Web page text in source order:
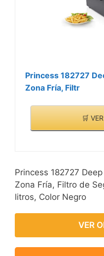
Princess 182727
Zona Fría, Filtr
🛒
Princess 182727
Zona Fría, Filtro de
litros, Color Negro
VER